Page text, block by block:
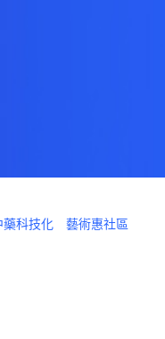
藥科技化 藝術惠社區